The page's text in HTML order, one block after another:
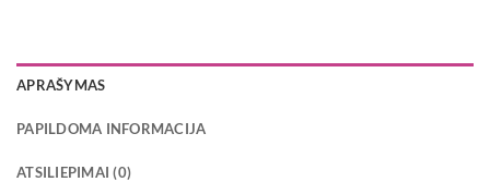
APRAŠYMAS
PAPILDOMA INFORMACIJA
ATSILIEPIMAI (0)